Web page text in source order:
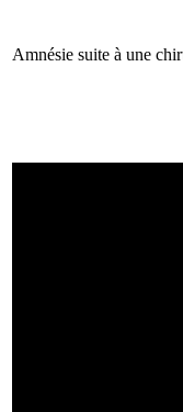
Amnésie suite à une